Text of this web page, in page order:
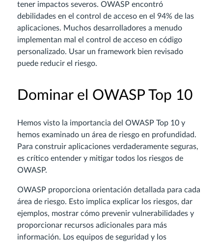
tener impactos severos. OWASP encontró
debilidades en el control de acceso en el 94% de las
aplicaciones. Muchos desarrolladores a menudo
implementan mal el control de acceso en código
personalizado. Usar un framework bien revisado
puede reducir el riesgo.
Dominar el OWASP Top 10
Hemos visto la importancia del OWASP Top 10 y
hemos examinado un área de riesgo en profundidad.
Para construir aplicaciones verdaderamente seguras,
es crítico entender y mitigar todos los riesgos de
OWASP.
OWASP proporciona orientación detallada para cada
área de riesgo. Esto implica explicar los riesgos, dar
ejemplos, mostrar cómo prevenir vulnerabilidades y
proporcionar recursos adicionales para más
información. Los equipos de seguridad y los